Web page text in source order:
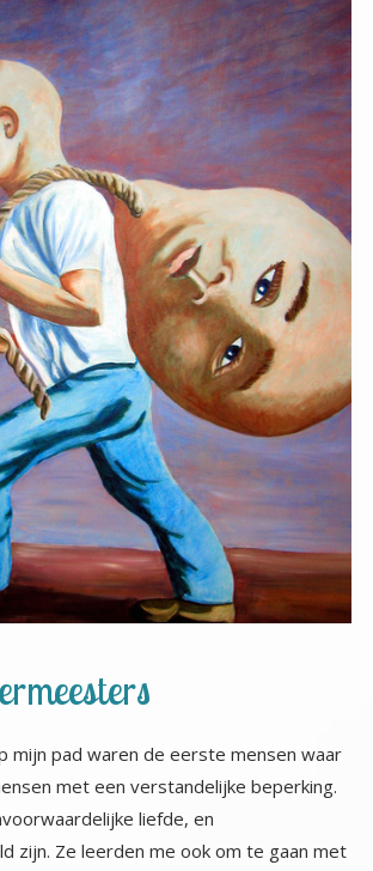
mijn pad waren de eerste mensen waar
met een verstandelijke beperking.
liefde, en
zijn. Ze leerden me ook om te gaan met